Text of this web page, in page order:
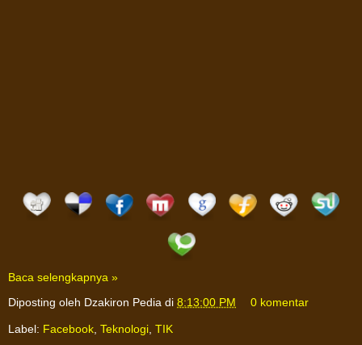
Baca selengkapnya »
Diposting oleh Dzakiron Pedia di 8:13:00 PM 0 komentar
Label: Facebook Teknologi TIK